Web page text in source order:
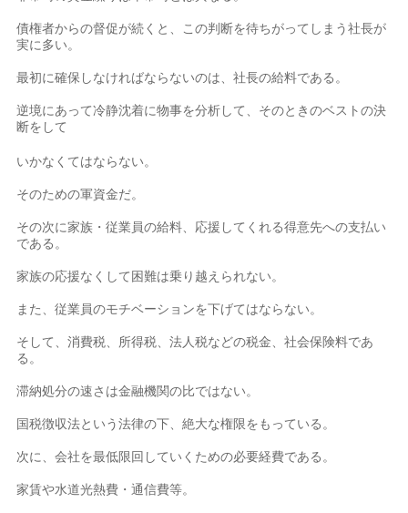
債権者からの督促が続くと、この判断を待ちがってしまう社長が
実に多い。
最初に確保しなければならないのは、社長の給料である。
逆境にあって冷静沈着に物事を分析して、そのときのベストの決
断をして
いかなくてはならない。
そのための軍資金だ。
その次に家族・従業員の給料、応援してくれる得意先への支払い
である。
家族の応援なくして困難は乗り越えられない。
また、従業員のモチベーションを下げてはならない。
そして、消費税、所得税、法人税などの税金、社会保険料であ
る。
滞納処分の速さは金融機関の比ではない。
国税徴収法という法律の下、絶大な権限をもっている。
次に、会社を最低限回していくための必要経費である。
家賃や水道光熱費・通信費等。